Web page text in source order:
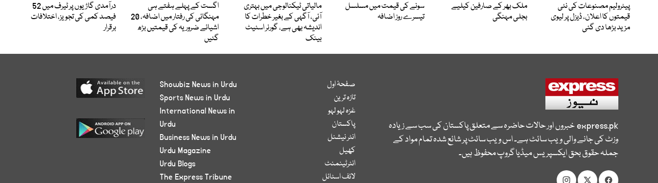
پیٹرولیم مصنوعات کی نئی
قیمتوں کا اعلان، ڈیزل پر لیوی
مزید بڑھا دی گئی
ملک بھر کے صارفین کیلیے
بجلی مہنگی
سونے کی قیمت میں مسلسل
تیسرے روز اضافہ
مالیاتی ٹیکنالوجی میں بہتری
آئی، آگہی کے بغیر خطرات کا
اندیشہ بھی ہے، گورنر اسٹیٹ
بینک
اگست کے پہلے ہفتے ہی
مہنگائی کی رفتار میں اضافہ، 20
اشیائے ضروریہ کی قیمتیں بڑھ
گئیں
درآمدی گاڑیوں پر ٹیرف میں 52
فیصد کمی کی تجویز، اختلافات
برقرار
express.pkخبروں اور حالات حاضرہ سے متعلق پاکستان کی سب سے زیادہ
وزٹ کی جانے والی ویب سائٹ ہے۔ اس ویب سائٹ پر شائع شدہ تمام مواد کے
جملہ حقوق بحق ایکسپریس میڈیا گروپ محفوظ ہیں۔
صفحۂ اول
تازہ ترین
غزہ لہو لہو
پاکستان
انٹر نیشنل
کھیل
انٹرٹینمنٹ
لائف اسٹائل
Showbiz News in Urdu
Sports News in Urdu
International News in
Urdu
Business News in Urdu
Urdu Magazine
Urdu Blogs
The Express Tribune